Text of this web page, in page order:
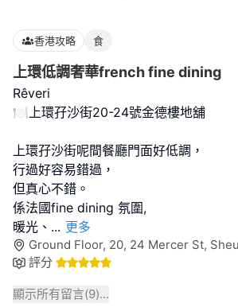
香港攻略 食
上環低調奢華french fine dining
Rêveri
🍽上環孖沙街20-24號金德樓地舖
上環孖沙街呢間餐廳門面好低調，
行過好容易錯過，
但真心不錯。
係法國fine dining 氛圍,
暖光、 ... 更多
Ground Floor, 20, 24 Mercer St,
評分
顯示所有留言(9)...